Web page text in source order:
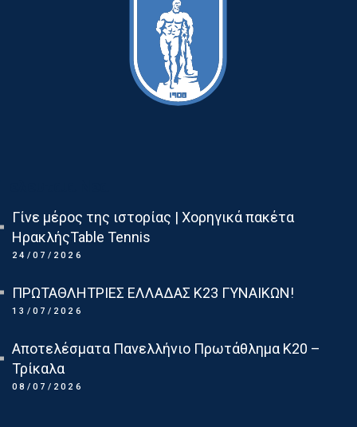
Γίνε μέρος της ιστορίας | Χορηγικά πακέτα
ΗρακλήςTable Tennis
24/07/2026
ΠΡΩΤΑΘΛΗΤΡΙΕΣ ΕΛΛΑΔΑΣ Κ23 ΓΥΝΑΙΚΩΝ!
13/07/2026
Αποτελέσματα Πανελλήνιο Πρωτάθλημα Κ20 –
Τρίκαλα
08/07/2026